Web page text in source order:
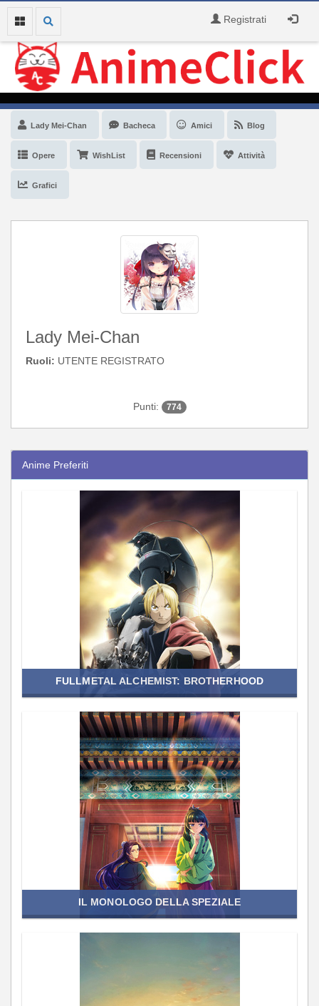
Registrati
Lady Mei-Chan Bacheca Amici Blog
Opere WishList Recensioni Attività
Grafici
Lady Mei-Chan
Ruoli: UTENTE REGISTRATO
Punti: 774
Anime Preferiti
FULLMETAL ALCHEMIST: BROTHERHOOD
IL MONOLOGO DELLA SPEZIALE